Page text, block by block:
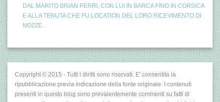
DAL MARITO BRIAN PERRI, CON LUI IN BARCA FINO IN CORSICA
E ALLA TENUTA CHE FU LOCATION DEL LORO RICEVIMENTO DI
NOZZE..
Copyright © 2015 - Tutti i diritti sono riservati. E' consentita la
ripubblicazione previa indicazione della fonte originale. I contenuti
presenti in questo blog sono prevalentemente commenti su fatti di